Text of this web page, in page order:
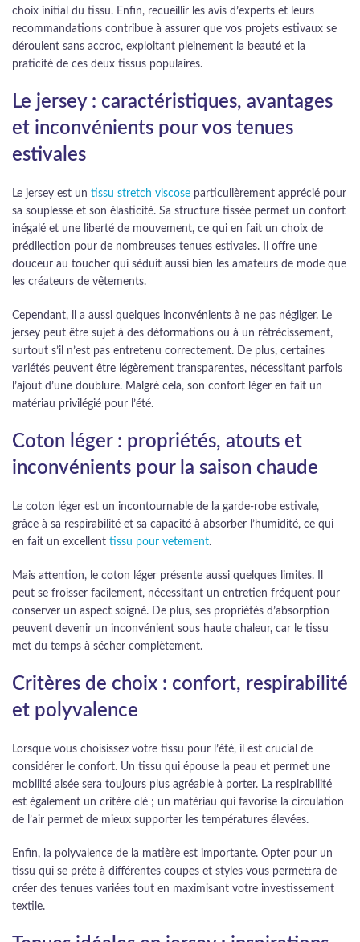
choix initial du tissu. Enfin, recueillir les avis d’experts et leurs
recommandations contribue à assurer que vos projets estivaux se
déroulent sans accroc, exploitant pleinement la beauté et la
praticité de ces deux tissus populaires.
Le jersey : caractéristiques, avantages
et inconvénients pour vos tenues
estivales
Le jersey est un tissu stretch viscose particulièrement apprécié pour
sa souplesse et son élasticité. Sa structure tissée permet un confort
inégalé et une liberté de mouvement, ce qui en fait un choix de
prédilection pour de nombreuses tenues estivales. Il offre une
douceur au toucher qui séduit aussi bien les amateurs de mode que
les créateurs de vêtements.
Cependant, il a aussi quelques inconvénients à ne pas négliger. Le
jersey peut être sujet à des déformations ou à un rétrécissement,
surtout s’il n’est pas entretenu correctement. De plus, certaines
variétés peuvent être légèrement transparentes, nécessitant parfois
l’ajout d’une doublure. Malgré cela, son confort léger en fait un
matériau privilégié pour l’été.
Coton léger : propriétés, atouts et
inconvénients pour la saison chaude
Le coton léger est un incontournable de la garde-robe estivale,
grâce à sa respirabilité et sa capacité à absorber l’humidité, ce qui
en fait un excellent tissu pour vetement.
Mais attention, le coton léger présente aussi quelques limites. Il
peut se froisser facilement, nécessitant un entretien fréquent pour
conserver un aspect soigné. De plus, ses propriétés d’absorption
peuvent devenir un inconvénient sous haute chaleur, car le tissu
met du temps à sécher complètement.
Critères de choix : confort, respirabilité
et polyvalence
Lorsque vous choisissez votre tissu pour l’été, il est crucial de
considérer le confort. Un tissu qui épouse la peau et permet une
mobilité aisée sera toujours plus agréable à porter. La respirabilité
est également un critère clé ; un matériau qui favorise la circulation
de l’air permet de mieux supporter les températures élevées.
Enfin, la polyvalence de la matière est importante. Opter pour un
tissu qui se prête à différentes coupes et styles vous permettra de
créer des tenues variées tout en maximisant votre investissement
textile.